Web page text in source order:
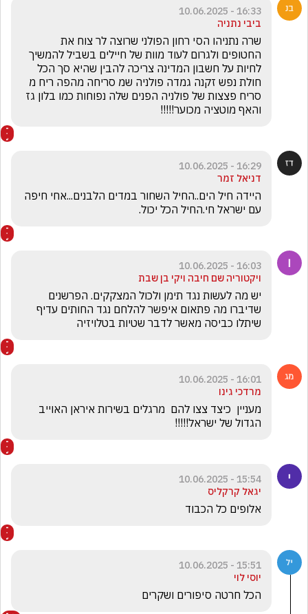
16:33 - 10.06.2025
ביבי נתניה
והאף מוטציה מכוער!!!!!
16:29 - 10.06.2025
דניאל זמר
עם ישראל חי.החיל הכל יכול.
16:03 - 10.06.2025
ויקטוריה שם חיבה ויקי בן שבת
שיתלו כביסה מאשר לדבר שטיות בטלויזיה
16:01 - 10.06.2025
מרדכי גינו
הגדול של ישראל!!!!!
15:54 - 10.06.2025
יגאל קרקליס
אלופים כל הכבוד
15:51 - 10.06.2025
יוסי לוי
הכל חרטה סיפורים ושקרים